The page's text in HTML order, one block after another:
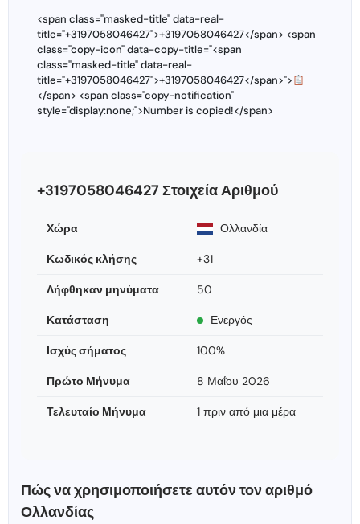
<span class="masked-title" data-real-
title="+3197058046427">+3197058046427</span> <span
class="copy-icon" data-copy-title="<span
class="masked-title" data-real-
title="+3197058046427">+3197058046427</span>">
</span> <span class="copy-notification"
style="display:none;">Number is copied!</span>
+3197058046427 Στοιχεία Αριθμού
Χώρα Ολλανδία
Κωδικός κλήσης +31
Λήφθηκαν μηνύματα 50
Κατάσταση Ενεργός
Ισχύς σήματος 100%
Πρώτο Μήνυμα 8 Μαΐου 2026
Τελευταίο Μήνυμα 1 πριν από μια μέρα
Πώς να χρησιμοποιήσετε αυτόν τον αριθμό
Ολλανδίας